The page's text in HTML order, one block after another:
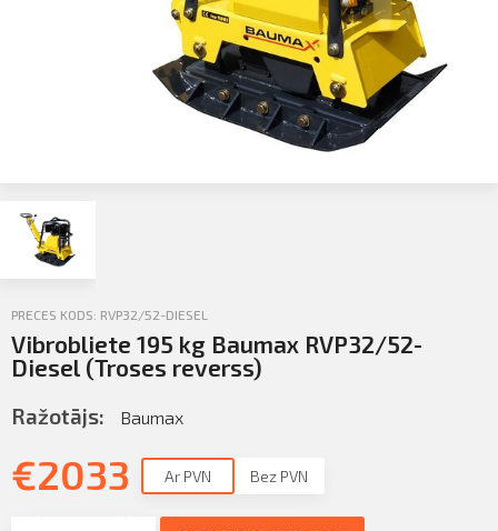
KLIENTU PORTĀLS
KĻŪT PAR KLIENTU
PRECES KODS: RVP32/52-DIESEL
Vibrobliete 195 kg Baumax RVP32/52-
Diesel (Troses reverss)
Ražotājs: Baumax
€2033 Ar PVN Bez PVN